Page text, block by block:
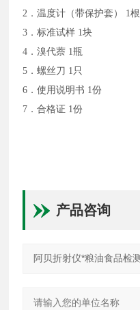
2．温度计（带保护套） 1根
3．标准试样 1块
4．溴代萘 1瓶
5．螺丝刀 1只
6．使用说明书 1份
7．合格证 1份
产品咨询